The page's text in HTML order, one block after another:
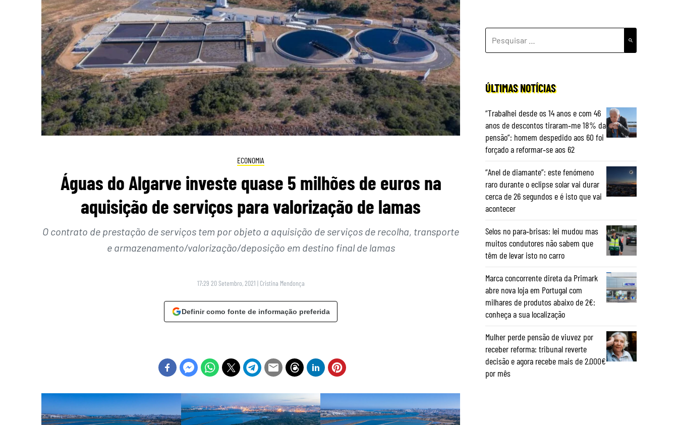
ECONOMIA
Águas do Algarve investe quase 5 milhões de euros na
aquisição de serviços para valorização de lamas
O contrato de prestação de serviços tem por objeto a aquisição de serviços de recolha, transporte
e armazenamento/valorização/deposição em destino final de lamas
17:29 20 Setembro, 2021 | Cristina Mendonça
Definir como fonte de informação preferida
POR:
ÚLTIMAS NOTÍCIAS
“Trabalhei desde os 14 anos e com 46
anos de descontos tiraram‑me 18% da
pensão”: homem despedido aos 60 foi
forçado a reformar‑se aos 62
“Anel de diamante”: este fenómeno
raro durante o eclipse solar vai durar
cerca de 26 segundos e é isto que vai
acontecer
Selos no para‑brisas: lei mudou mas
muitos condutores não sabem que
têm de levar isto no carro
Marca concorrente direta da Primark
abre nova loja em Portugal com
milhares de produtos abaixo de 2€:
conheça a sua localização
Mulher perde pensão de viuvez por
receber reforma: tribunal reverte
decisão e agora recebe mais de 2.000€
por mês